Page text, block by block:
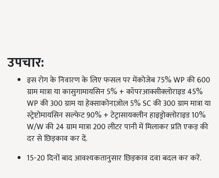
उपचार:
इस रोग के निवारण के लिए फसल पर मेंकोजेब 75% WP की 600
ग्राम मात्रा या कासुगामायसिन 5% + कॉपरआक्सीक्लोराइड 45%
WP की 300 ग्राम या हेक्साकोनाज़ोल 5% SC की 300 ग्राम मात्रा या
स्ट्रेप्टोमायसिन सल्फेट 90% + टेट्रासायक्लीन हाइड्रोक्लोराइड 10%
W/W की 24 ग्राम मात्रा 200 लीटर पानी में मिलाकर प्रति एकड़ की
दर से छिड़काव कर दें.
15-20 दिनों बाद आवश्यकतानुसार छिड़काव दवा बदल कर करें.